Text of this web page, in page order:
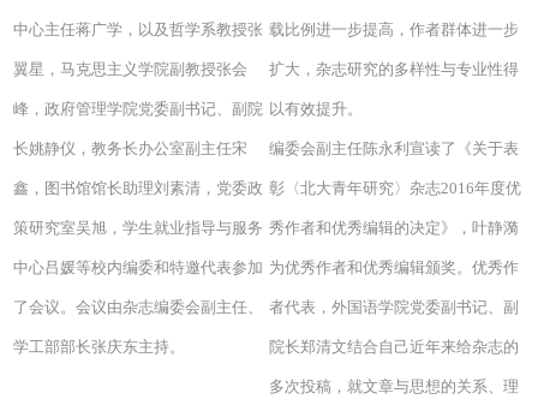
中心主任蒋广学，以及哲学系教授张
翼星，马克思主义学院副教授张会
峰，政府管理学院党委副书记、副院
长姚静仪，教务长办公室副主任宋
鑫，图书馆馆长助理刘素清，党委政
策研究室吴旭，学生就业指导与服务
中心吕媛等校内编委和特邀代表参加
了会议。会议由杂志编委会副主任、
学工部部长张庆东主持。
载比例进一步提高，作者群体进一步
扩大，杂志研究的多样性与专业性得
以有效提升。
编委会副主任陈永利宣读了《关于表
彰〈北大青年研究〉杂志2016年度优
秀作者和优秀编辑的决定》，叶静漪
为优秀作者和优秀编辑颁奖。优秀作
者代表，外国语学院党委副书记、副
院长郑清文结合自己近年来给杂志的
多次投稿，就文章与思想的关系、理